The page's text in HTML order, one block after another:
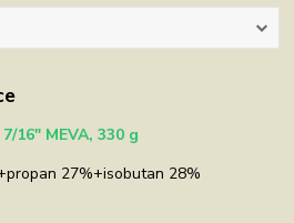
16" MEVA, 330 g
27%+isobutan 28%